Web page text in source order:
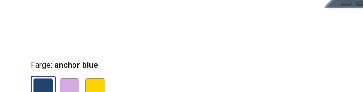
Farge: anchor blue